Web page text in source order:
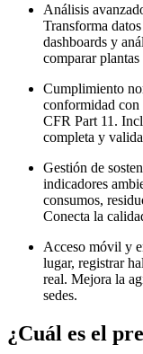
Análisis
Transforma
dashboards y
comparar
Cumplimiento
conformidad
CFR Part 11.
completa y
Gestión de
indicadores
consumos,
Conecta la
Acceso móvil y
lugar, registrar
real. Mejora la
sedes.
¿Cuál es el